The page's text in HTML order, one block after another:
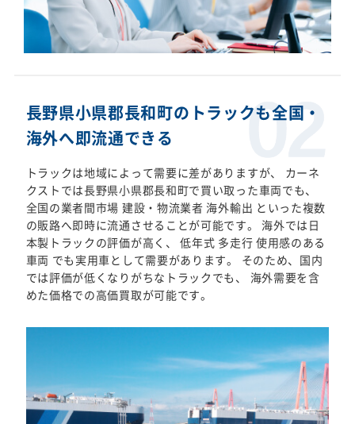
長野県小県郡長和町のトラックも全国・
海外へ即流通できる
トラックは地域によって需要に差がありますが、 カーネ
クストでは長野県小県郡長和町で買い取った車両でも、
全国の業者間市場 建設・物流業者 海外輸出 といった複数
の販路へ即時に流通させることが可能です。 海外では日
本製トラックの評価が高く、 低年式 多走行 使用感のある
車両 でも実用車として需要があります。 そのため、国内
では評価が低くなりがちなトラックでも、 海外需要を含
めた価格での高価買取が可能です。